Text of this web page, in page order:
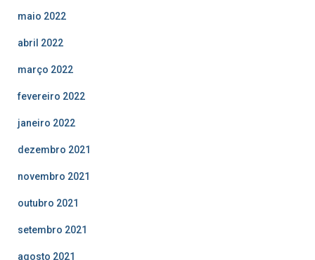
maio 2022
abril 2022
março 2022
fevereiro 2022
janeiro 2022
dezembro 2021
novembro 2021
outubro 2021
setembro 2021
agosto 2021